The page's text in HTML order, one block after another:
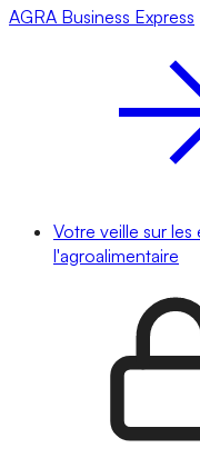
AGRA Business Express
Votre veille sur
l'agroalimentaire